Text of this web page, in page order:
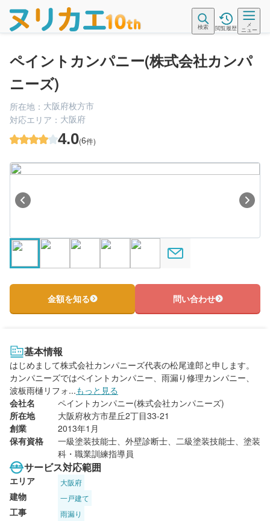
検索 閲覧履歴
メ
ニュー
ペイントカンパニー(株式会社カンパ
ニーズ)
所在地： 大阪府枚方市
対応エリア： 大阪府
4.0(6件)
金額を知る 問い合わせ
基本情報
はじめまして株式会社カンパニーズ代表の松尾達郎と申します。
カンパニーズではペイントカンパニー、雨漏り修理カンパニー、
波板雨樋リフォ...もっと見る
会社名
ペイントカンパニー(株式会社カンパニーズ)
所在地
大阪府枚方市星丘2丁目33-21
創業
2013年1月
保有資格
一級塗装技能士、外壁診断士、二級塗装技能士、塗装
科・職業訓練指導員
サービス対応範囲
エリア 大阪府
建物 一戸建て
工事 雨漏り